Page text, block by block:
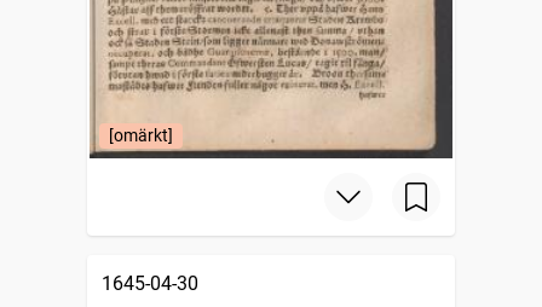
[omärkt]
1645-04-30